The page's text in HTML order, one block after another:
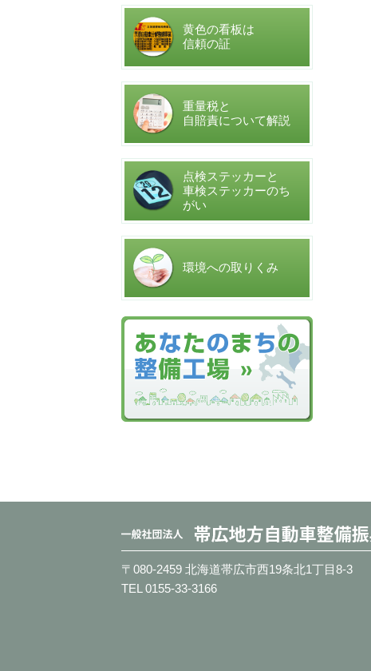
黄色の看板は
信頼の証
重量税と
自賠責について解説
点検ステッカーと
車検ステッカーのち
がい
環境への取りくみ
〒080-2459 北海道帯広市西19条北1丁目8-3
TEL 0155-33-3166